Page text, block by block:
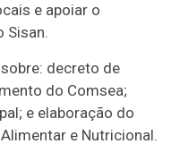
e apoiar o
Sisan.
decreto de
do Comsea;
e elaboração do
e Nutricional.